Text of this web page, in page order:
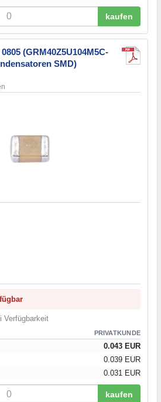
kaufen
(GRM40Z5U104M5C-
SMD)
Verfügbarkeit
PRIVATKUNDE
0.043 EUR
0.039 EUR
0.031 EUR
kaufen